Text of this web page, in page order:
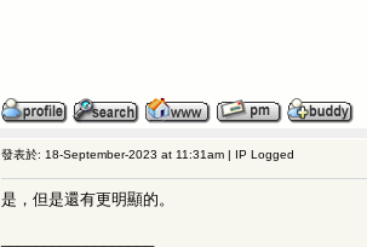
發表於: 18-September-2023 at 11:31am | IP Logged
是，但是還有更明顯的。